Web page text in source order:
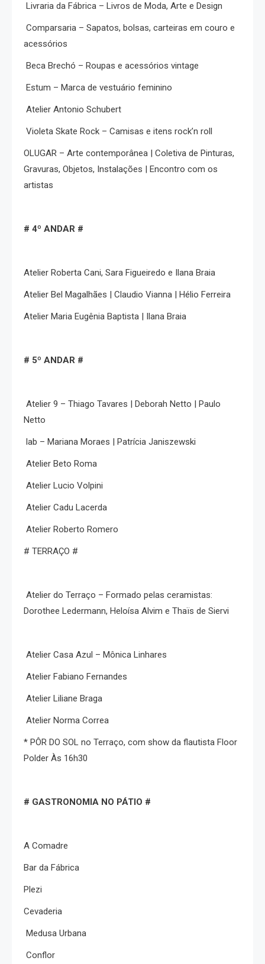
Livraria da Fábrica – Livros de Moda, Arte e Design
Comparsaria – Sapatos, bolsas, carteiras em couro e
acessórios
Beca Brechó – Roupas e acessórios vintage
Estum – Marca de vestuário feminino
Atelier Antonio Schubert
Violeta Skate Rock – Camisas e itens rock’n roll
OLUGAR – Arte contemporânea | Coletiva de Pinturas,
Gravuras, Objetos, Instalações | Encontro com os
artistas
# 4º ANDAR #
Atelier Roberta Cani, Sara Figueiredo e Ilana Braia
Atelier Bel Magalhães | Claudio Vianna | Hélio Ferreira
Atelier Maria Eugênia Baptista | Ilana Braia
# 5º ANDAR #
Atelier 9 – Thiago Tavares | Deborah Netto | Paulo
Netto
lab – Mariana Moraes | Patrícia Janiszewski
Atelier Beto Roma
Atelier Lucio Volpini
Atelier Cadu Lacerda
Atelier Roberto Romero
# TERRAÇO #
Atelier do Terraço – Formado pelas ceramistas:
Dorothee Ledermann, Heloísa Alvim e Thaïs de Siervi
Atelier Casa Azul – Mônica Linhares
Atelier Fabiano Fernandes
Atelier Liliane Braga
Atelier Norma Correa
* PÔR DO SOL no Terraço, com show da flautista Floor
Polder Às 16h30
# GASTRONOMIA NO PÁTIO #
A Comadre
Bar da Fábrica
Plezi
Cevaderia
Medusa Urbana
Conflor